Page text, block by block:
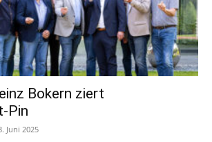
Bokern ziert
Pin
Juni 2025